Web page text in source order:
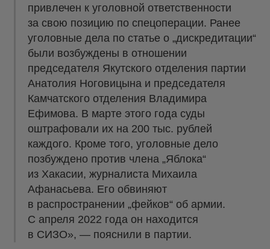
привлечен к уголовной ответственности
за свою позицию по спецоперации. Ранее
уголовные дела по статье о „дискредитации“
были возбуждены в отношении
председателя Якутского отделения партии
Анатолия Ноговицына и председателя
Камчатского отделения Владимира
Ефимова. В марте этого года суды
оштрафовали их на 200 тыс. рублей
каждого. Кроме того, уголовные дело
позбуждено против члена „Яблока“
из Хакасии, журналиста Михаила
Афанасьева. Его обвиняют
в распространении „фейков“ об армии.
С апреля 2022 года он находится
в СИЗО», — пояснили в партии.